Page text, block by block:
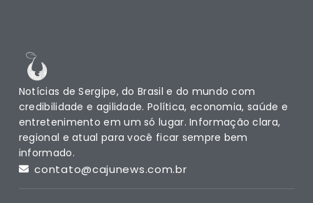
Notícias de Sergipe, do Brasil e do mundo com
credibilidade e agilidade. Política, economia, saúde e
entretenimento em um só lugar. Informação clara,
regional e atual para você ficar sempre bem
informado.
contato@cajunews.com.br